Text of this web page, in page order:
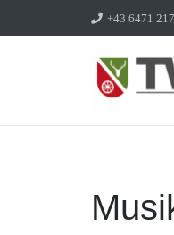
+43 6471 217